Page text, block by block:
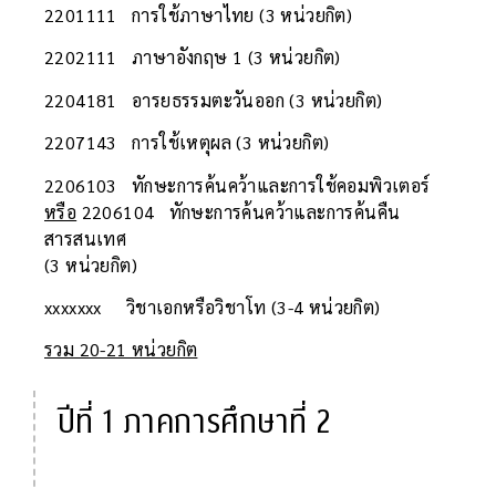
2201111 การใช้ภาษาไทย (3 หน่วยกิต)
2202111 ภาษาอังกฤษ 1 (3 หน่วยกิต)
2204181 อารยธรรมตะวันออก (3 หน่วยกิต)
2207143 การใช้เหตุผล (3 หน่วยกิต)
2206103 ทักษะการค้นคว้าและการใช้คอมพิวเตอร์
หรือ 2206104 ทักษะการค้นคว้าและการค้นคืน
สารสนเทศ
(3 หน่วยกิต)
xxxxxxx วิชาเอกหรือวิชาโท (3-4 หน่วยกิต)
รวม 20-21 หน่วยกิต
ปีที่ 1 ภาคการศึกษาที่ 2